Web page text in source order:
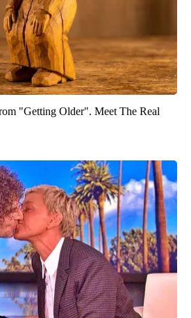
"Getting Older". Meet The Real